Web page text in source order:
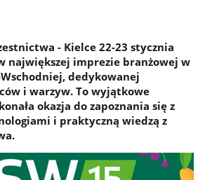
- Kielce 22-23 stycznia
największej imprezie branżowej w
dedykowanej
i warzyw. To wyjątkowe
okazja do zapoznania się z
i praktyczną wiedzą z